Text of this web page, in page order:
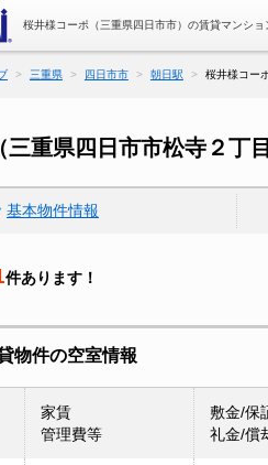
桜井様コーポ（三重県四日市市）の賃貸マンショ
三重県 四日市市 朝日駅 桜井様コー
三重県四日市市松寺２丁
基本物件情報
件あります！
物件の空室情報
家賃
管理費等
敷金/保
礼金/償